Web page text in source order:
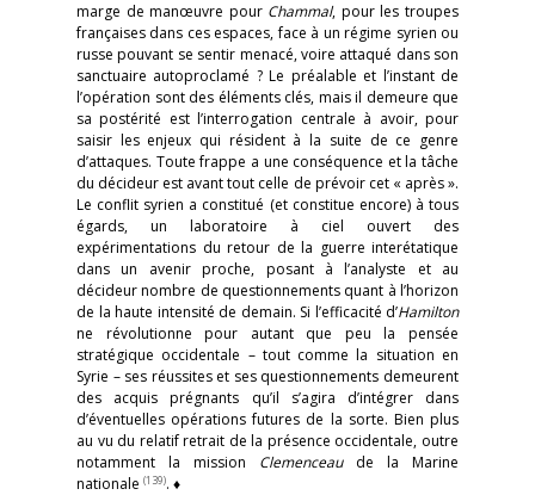
marge de manœuvre pour Chammal, pour les troupes
françaises dans ces espaces, face à un régime syrien ou
russe pouvant se sentir menacé, voire attaqué dans son
sanctuaire autoproclamé ? Le préalable et l’instant de
l’opération sont des éléments clés, mais il demeure que
sa postérité est l’interrogation centrale à avoir, pour
saisir les enjeux qui résident à la suite de ce genre
d’attaques. Toute frappe a une conséquence et la tâche
du décideur est avant tout celle de prévoir cet « après ».
Le conflit syrien a constitué (et constitue encore) à tous
égards, un laboratoire à ciel ouvert des
expérimentations du retour de la guerre interétatique
dans un avenir proche, posant à l’analyste et au
décideur nombre de questionnements quant à l’horizon
de la haute intensité de demain. Si l’efficacité d’Hamilton
ne révolutionne pour autant que peu la pensée
stratégique occidentale – tout comme la situation en
Syrie – ses réussites et ses questionnements demeurent
des acquis prégnants qu’il s’agira d’intégrer dans
d’éventuelles opérations futures de la sorte. Bien plus
au vu du relatif retrait de la présence occidentale, outre
notamment la mission Clemenceaude la Marine
nationale (139). ♦